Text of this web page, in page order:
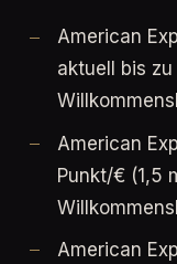
American
aktuell bis
American
Punkt/€ (1,5
American